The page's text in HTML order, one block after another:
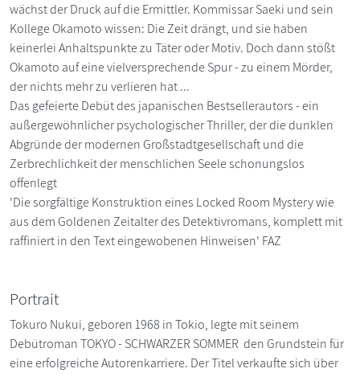
wächst der Druck auf die Ermittler. Kommissar Saeki und sein
Kollege Okamoto wissen: Die Zeit drängt, und sie haben
keinerlei Anhaltspunkte zu Täter oder Motiv. Doch dann stößt
Okamoto auf eine vielversprechende Spur - zu einem Mörder,
der nichts mehr zu verlieren hat ...
Das gefeierte Debüt des japanischen Bestsellerautors - ein
außergewöhnlicher psychologischer Thriller, der die dunklen
Abgründe der modernen Großstadtgesellschaft und die
Zerbrechlichkeit der menschlichen Seele schonungslos
offenlegt
'Die sorgfältige Konstruktion eines Locked Room Mystery wie
aus dem Goldenen Zeitalter des Detektivromans, komplett mit
raffiniert in den Text eingewobenen Hinweisen' FAZ
Portrait
Tokuro Nukui, geboren 1968 in Tokio, legte mit seinem
Debütroman TOKYO - SCHWARZER SOMMER den Grundstein für
eine erfolgreiche Autorenkarriere. Der Titel verkaufte sich über